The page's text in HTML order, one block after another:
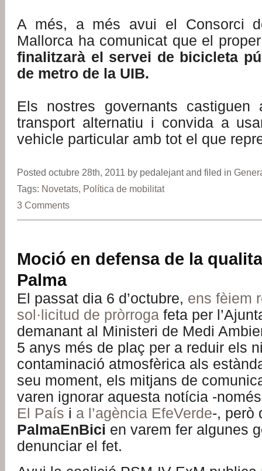
A més, a més avui el Consorci
Mallorca ha comunicat que el
finalitzarà el servei de bicicleta
de metro de la UIB.
Els nostres governants castiguen
transport alternatiu i convida a
vehicle particular amb tot el que
Posted octubre 28th, 2011 by pedalejant and filed in
Tags: Novetats, Política de mobilitat
3 Comments
Moció en defensa de la
Palma
El passat dia 6 d’octubre, ens fèiem
sol·licitud de pròrroga feta per
demanant al Ministeri de Medi
5 anys més de plaç per a reduir els
contaminació atmosfèrica als
seu moment, els mitjans de
varen ignorar aquesta notícia -
El País i a l’agència EfeVerde-, però
PalmaEnBici en varem fer algunes
denunciar el fet.